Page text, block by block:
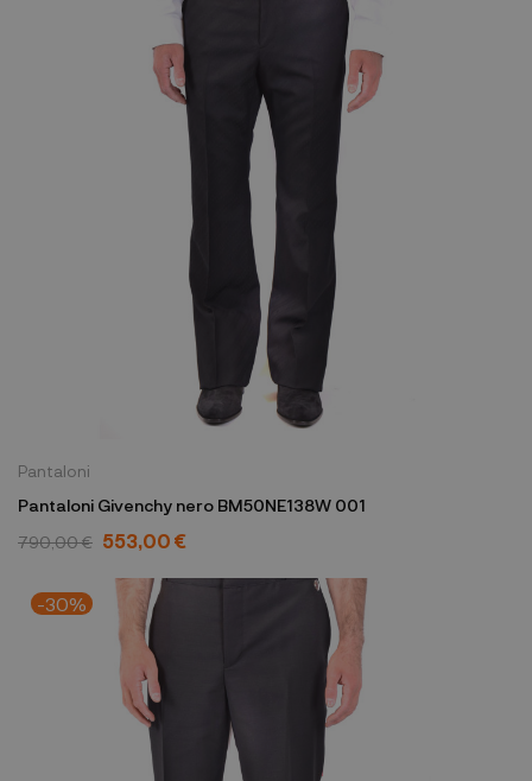
Pantaloni
Pantaloni Givenchy nero BM50NE138W 001
790,00 € 553,00 €
-30%